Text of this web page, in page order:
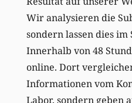
Wir analysieren die
sondern lassen dies im
Innerhalb von 48
online. Dort
Informationen vom
Labor, sondern geben